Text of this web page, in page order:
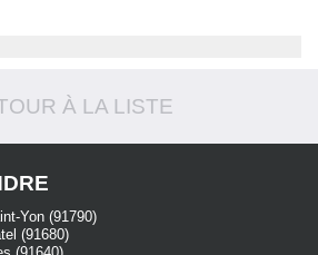
À LA LISTE
Yon (91790)
(91680)